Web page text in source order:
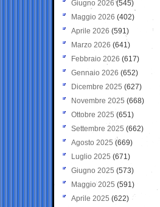
Giugno 2026 (545)
Maggio 2026 (402)
Aprile 2026 (591)
Marzo 2026 (641)
Febbraio 2026 (617)
Gennaio 2026 (652)
Dicembre 2025 (627)
Novembre 2025 (668)
Ottobre 2025 (651)
Settembre 2025 (662)
Agosto 2025 (669)
Luglio 2025 (671)
Giugno 2025 (573)
Maggio 2025 (591)
Aprile 2025 (622)